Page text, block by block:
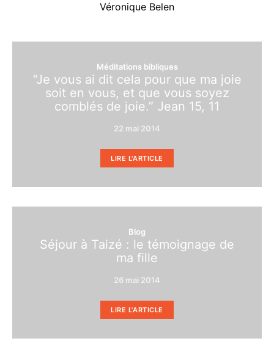
Véronique Belen
Méditations bibliques
“Je vous ai dit cela pour que ma joie
soit en vous, et que vous soyez
comblés de joie.” Jean 15, 11
22 mai 2014
LIRE L'ARTICLE
Blog
Séjour à Taizé : le témoignage de
ma fille
26 mai 2014
LIRE L'ARTICLE